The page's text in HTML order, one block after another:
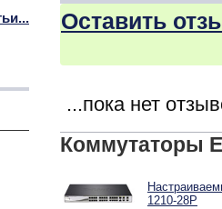
Оставить
...пока нет
Коммутаторы
1210-28P